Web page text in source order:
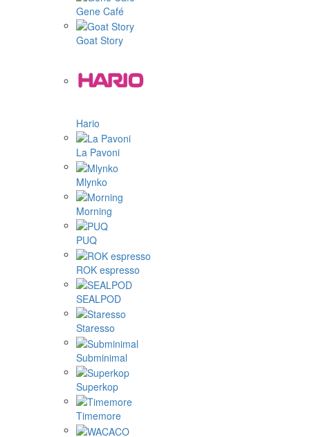
Gene Café
Goat Story
Hario
La Pavoni
Mlynko
Morning
PUQ
ROK espresso
SEALPOD
Staresso
Subminimal
Superkop
Timemore